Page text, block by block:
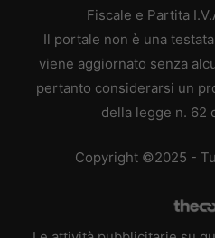
Fiscale e Partita
Il portale non è una
viene aggiornato senza
pertanto considerarsi un
della legge n. 62
Copyright ©2025 -